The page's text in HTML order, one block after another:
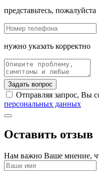
представьтесь, пожалуйста
нужно указать корректно
Задать вопрос
Отправляя запрос, Вы
персональных данных
Оставить отзыв
Нам важно Ваше мнение,